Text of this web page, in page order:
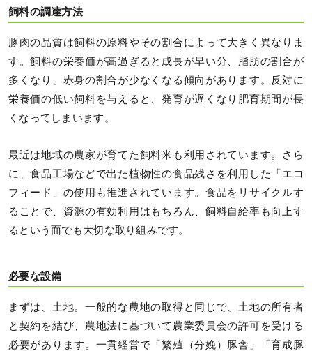
飼料の調達方法
豚肉の品質は飼料の原料やその割合によって大きく異なりま
す。飼料の栄養価が高過ぎると成長が早い分、脂肪の割合が
多くなり、赤身の割合が少なくなる傾向があります。反対に
栄養価の低い飼料を与えると、発育が遅くなり肥育期間が長
くなってしまいます。
最近は地域の農家が育てた飼料米も利用されています。さら
に、食品工場などで出た植物性の食品残さを利用した「エコ
フィード」の使用も推進されています。食品をリサイクルす
ることで、資源の有効利用はもちろん、飼料自給率も向上す
るという面でも大切な取り組みです。
必要な設備
まずは、土地。一般的な農地の取得と同じで、土地の所有者
と契約を結び、農地法に基づいて農業委員会の許可を受ける
必要があります。一貫経営で「繁殖（分娩）豚舎」「育成豚